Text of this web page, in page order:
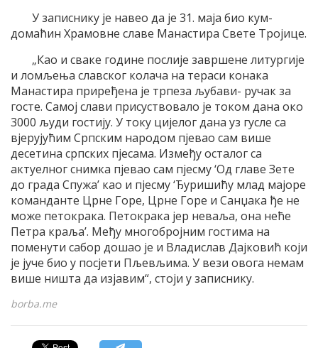
У записнику је навео да је 31. маја био кум-
домаћин Храмовне славе Манастира Свете Тројице.
„Као и сваке године послије завршене литургије
и ломљења славског колача на тераси конака
Манастира приређена је трпеза љубави- ручак за
госте. Самој слави присуствовало је током дана око
3000 људи гостију. У току цијелог дана уз гусле са
вјерујућим Српским народом пјевао сам више
десетина српских пјесама. Између осталог са
актуелног снимка пјевао сам пјесму ‘Од главе Зете
до града Спужа’ као и пјесму ‘Ђуришићу млад мајоре
команданте Црне Горе, Црне Горе и Санџака ђе не
може петокрака. Петокрака јер неваља, она неће
Петра краља’. Међу многобројним гостима на
поменути сабор дошао је и Владислав Дајковић који
је јуче био у посјети Пљевљима. У вези овога немам
више ништа да изјавим“, стоји у записнику.
borba.me